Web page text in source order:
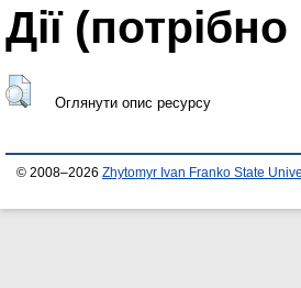
Дії
Оглянути опис ресурсу
© 2008–2026 Zhytomyr Ivan Franko State